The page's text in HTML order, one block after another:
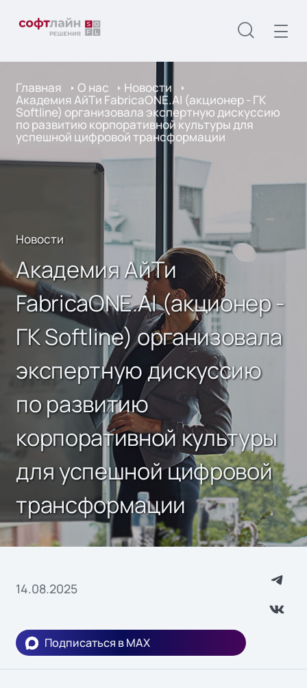
Главная О нас Новости
Академия АйТи FabricaONE.AI (акционер - ГК
Softline) организовала экспертную дискуссию
по развитию корпоративной культуры для
успешной цифровой трансформации
Новости
Академия АйТи
FabricaONE.AI (акционер -
ГК Softline) организовала
экспертную дискуссию
по развитию
корпоративной культуры
для успешной цифровой
трансформации
14.08.2025
Подписаться в MAX